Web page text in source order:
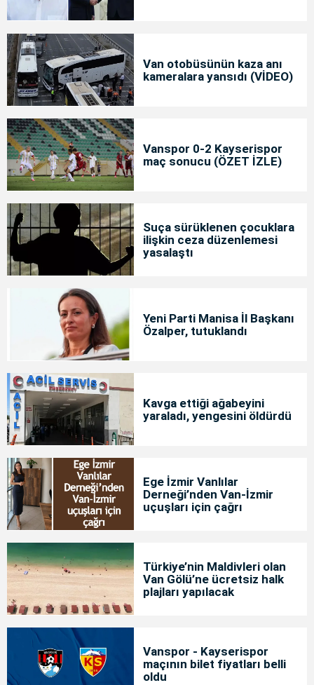
Van otobüsünün kaza anı
kameralara yansıdı (VİDEO)
Vanspor 0-2 Kayserispor
maç sonucu (ÖZET İZLE)
Suça sürüklenen çocuklara
ilişkin ceza düzenlemesi
yasalaştı
Yeni Parti Manisa İl Başkanı
Özalper, tutuklandı
Kavga ettiği ağabeyini
yaraladı, yengesini öldürdü
Ege İzmir Vanlılar
Derneği’nden Van-İzmir
uçuşları için çağrı
Türkiye’nin Maldivleri olan
Van Gölü’ne ücretsiz halk
plajları yapılacak
Vanspor - Kayserispor
maçının bilet fiyatları belli
oldu